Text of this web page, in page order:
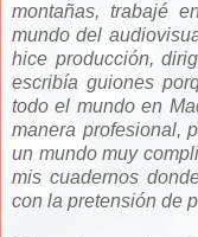
montañas, trabajé
mundo del
hice producción,
escribía guiones
todo el mundo en
manera profesional,
un mundo muy
mis cuadernos
con la pretensión de